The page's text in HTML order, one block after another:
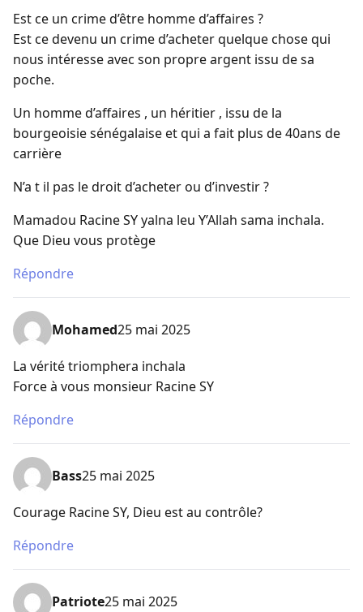
Est ce un crime d’être homme d’affaires ?
Est ce devenu un crime d’acheter quelque chose qui
nous intéresse avec son propre argent issu de sa
poche.
Un homme d’affaires , un héritier , issu de la
bourgeoisie sénégalaise et qui a fait plus de 40ans de
carrière
N’a t il pas le droit d’acheter ou d’investir ?
Mamadou Racine SY yalna leu Y’Allah sama inchala.
Que Dieu vous protège
Répondre
Mohamed25 mai 2025
La vérité triomphera inchala
Force à vous monsieur Racine SY
Répondre
Bass25 mai 2025
Courage Racine SY, Dieu est au contrôle?
Répondre
Patriote25 mai 2025